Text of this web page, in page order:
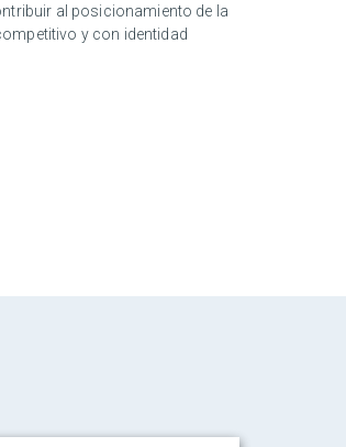
al posicionamiento de la
y con identidad